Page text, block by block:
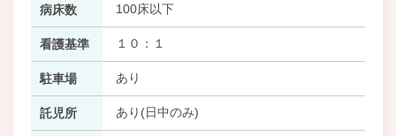
病床数 100床以下
看護基準 １０：１
駐車場 あり
託児所 あり(日中のみ)